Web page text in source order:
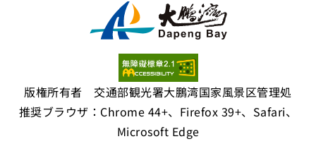
版権所有者 交通部観光署大鵬湾国家風景区管理処
推奨ブラウザ：Chrome 44+、Firefox 39+、Safari、
Microsoft Edge